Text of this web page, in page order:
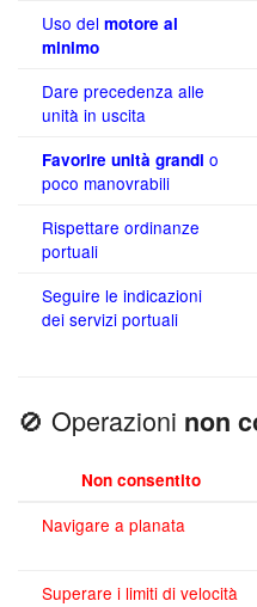
Uso del motore al
minimo
Dare precedenza alle
unità in uscita
Favorire unità grandi o
poco manovrabili
Rispettare ordinanze
portuali
Seguire le indicazioni
dei servizi portuali
🚫 Operazioni non
Non consentito
Navigare a planata
Superare i limiti di velocità